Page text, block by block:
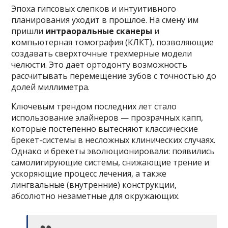
Эпоха гипсовых слепков и интуитивного
планирования уходит в прошлое. На смену им
пришли интраоральные сканеры и
компьютерная томография (КЛКТ), позволяющие
создавать сверхточные трехмерные модели
челюсти. Это дает ортодонту возможность
рассчитывать перемещение зубов с точностью до
долей миллиметра.
Ключевым трендом последних лет стало
использование элайнеров — прозрачных капп,
которые постепенно вытесняют классические
брекет-системы в несложных клинических случаях.
Однако и брекеты эволюционировали: появились
самолигирующие системы, снижающие трение и
ускоряющие процесс лечения, а также
лингвальные (внутренние) конструкции,
абсолютно незаметные для окружающих.